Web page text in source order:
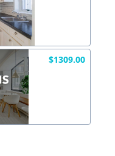
$1309.00